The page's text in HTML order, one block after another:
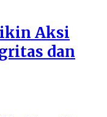
Aksi
dan